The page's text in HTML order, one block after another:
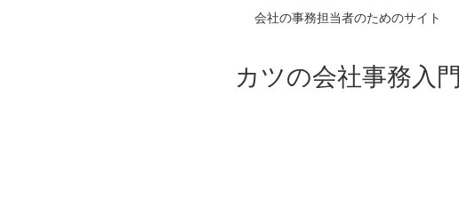
会社の事務担当者のためのサイト
カツの会社事務入門